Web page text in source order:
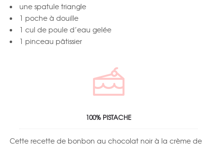
une spatule triangle
1 poche à douille
1 cul de poule d’eau gelée
1 pinceau pâtissier
100% PISTACHE
Cette recette de bonbon au chocolat noir à la crème de